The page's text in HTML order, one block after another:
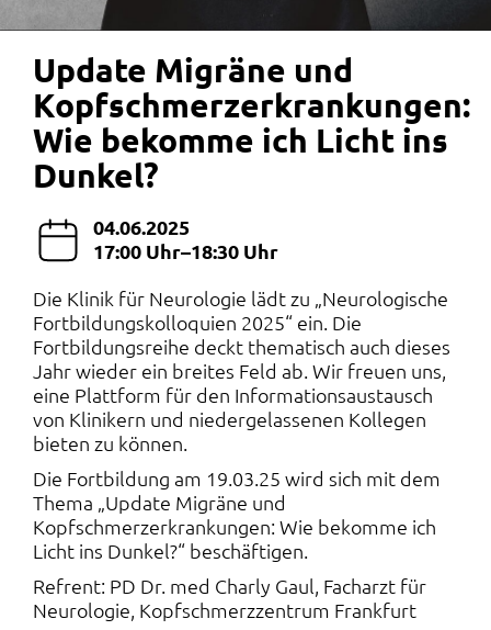
Update Migräne und
Kopfschmerzerkrankungen:
Wie bekomme ich Licht ins
Dunkel?
04.06.2025
17:00 Uhr–18:30 Uhr
Die Klinik für Neurologie lädt zu „Neurologische
Fortbildungskolloquien 2025“ ein. Die
Fortbildungsreihe deckt thematisch auch dieses
Jahr wieder ein breites Feld ab. Wir freuen uns,
eine Plattform für den Informationsaustausch
von Klinikern und niedergelassenen Kollegen
bieten zu können.
Die Fortbildung am 19.03.25 wird sich mit dem
Thema „Update Migräne und
Kopfschmerzerkrankungen: Wie bekomme ich
Licht ins Dunkel?“ beschäftigen.
Refrent: PD Dr. med Charly Gaul, Facharzt für
Neurologie, Kopfschmerzzentrum Frankfurt